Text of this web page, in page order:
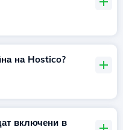
на Hostico?
включени в